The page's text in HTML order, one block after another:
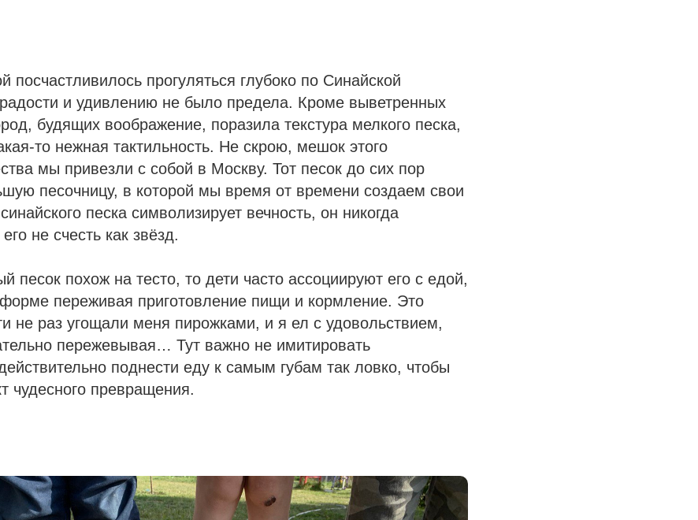
посчастливилось прогуляться глубоко по Синайской
и удивлению не было предела. Кроме выветренных
будящих воображение, поразила текстура мелкого песка,
то нежная тактильность. Не скрою, мешок этого
мы привезли с собой в Москву. Тот песок до сих пор
песочницу, в которой мы время от времени создаем свои
песка символизирует вечность, он никогда
не счесть как звёзд.
песок похож на тесто, то дети часто ассоциируют его с едой,
переживая приготовление пищи и кормление. Это
не раз угощали меня пирожками, и я ел с удовольствием,
пережевывая… Тут важно не имитировать
поднести еду к самым губам так ловко, чтобы
чудесного превращения.